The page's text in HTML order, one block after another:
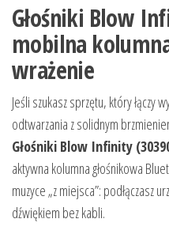
Głośniki Blow
mobilna
wrażenie
Jeśli szukasz sprzętu, który łączy
odtwarzania z solidnym
Głośniki Blow Infinity
aktywna kolumna głośnikowa
muzyce „z miejsca”: podłączasz
dźwiękiem bez kabli.